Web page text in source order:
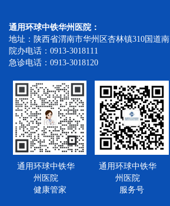
通用环球中铁华州医院：
地址：陕西省渭南市华州区杏林镇310国道南
院办电话：0913-3018111
急诊电话：0913-3018120
通用环球中铁华
州医院
健康管家
通用环球中铁华
州医院
服务号